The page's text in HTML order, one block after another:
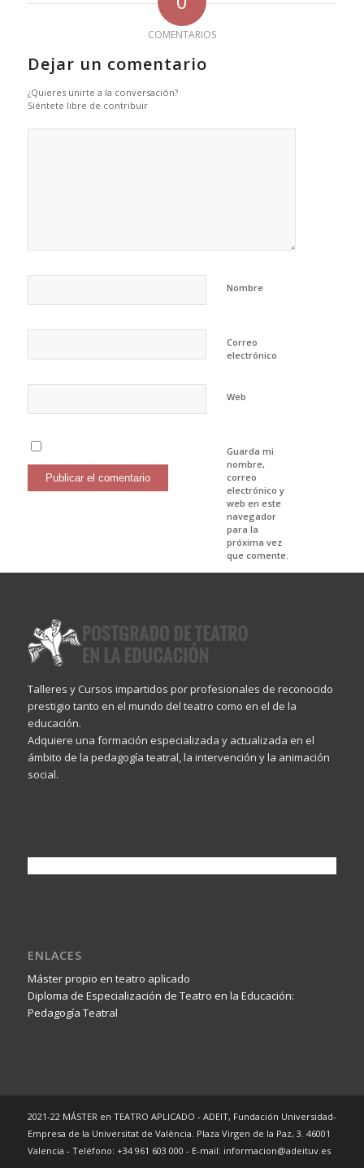
COMENTARIOS
Dejar un comentario
¿Quieres unirte a la conversación?
Siéntete libre de contribuir
Nombre
Correo
electrónico
Web
Guarda mi
nombre,
correo
electrónico y
web en este
navegador
para la
próxima vez
que comente.
Talleres y Cursos impartidos por profesionales de reconocido
prestigio tanto en el mundo del teatro como en el de la
educación.
Adquiere una formación especializada y actualizada en el
ámbito de la pedagogía teatral, la intervención y la animación
social.
ENLACES
Máster propio en teatro aplicado
Diploma de Especialización de Teatro en la Educación:
Pedagogía Teatral
2021-22 MÁSTER en TEATRO APLICADO - ADEIT, Fundación Universidad-
Empresa de la Universitat de València. Plaza Virgen de la Paz, 3. 46001
Valencia - Teléfono: +34 961 603 000 - E-mail: informacion@adeituv.es